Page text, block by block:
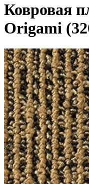
Ковровая
Origami